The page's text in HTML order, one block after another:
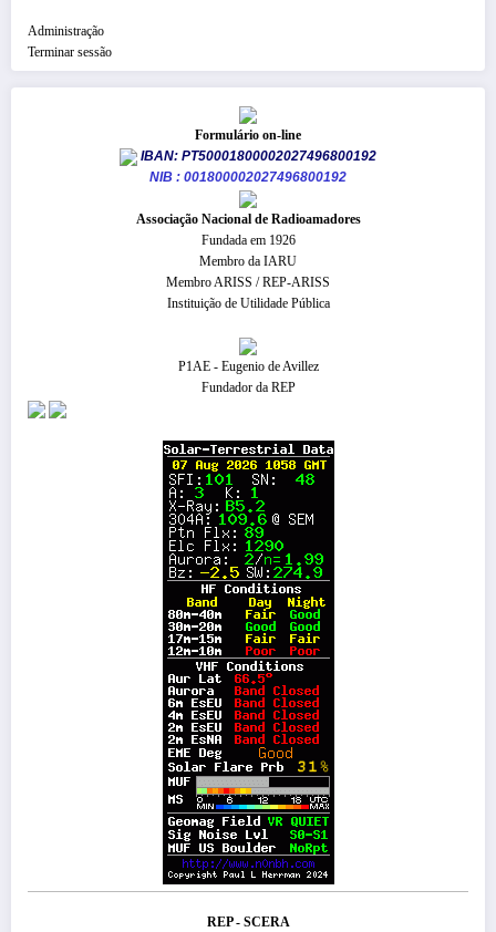
Administração
Terminar sessão
Formulário on-line
IBAN: PT50001800002027496800192
NIB : 001800002027496800192
​Associação Nacional de Radioamadores
Fundada em 1926
Membro da IARU
Membro ARISS / REP-ARISS
Instituição de Utilidade Pública
P1AE - Eugenio de Avillez
Fundador da REP
REP - SCERA